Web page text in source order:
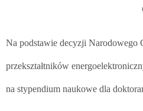
Na podstawie decyzji
przekształtników
na stypendium naukowe dla